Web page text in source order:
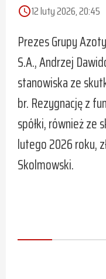
access_time12 luty 2026, 20:45
Prezes Grupy
S.A., Andrzej
stanowiska ze
br. Rezygnację z
spółki, również ze
lutego 2026 roku,
Skolmowski.